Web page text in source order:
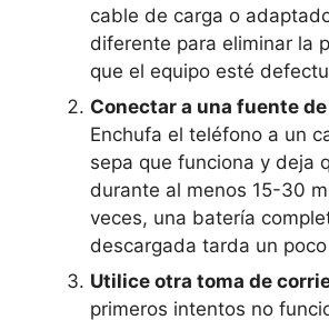
cable de carga o
diferente para eliminar la
que el equipo esté
Conectar a una fuente
Enchufa el teléfono a un
sepa que funciona y deja
durante al menos 15-30
veces, una batería
descargada tarda un
Utilice otra toma de
primeros intentos no